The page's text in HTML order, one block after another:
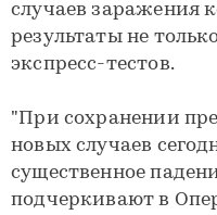
случаев заражения
результаты не
экспресс-тестов.
"При сохранении
новых случаев
существенное
подчеркивают в